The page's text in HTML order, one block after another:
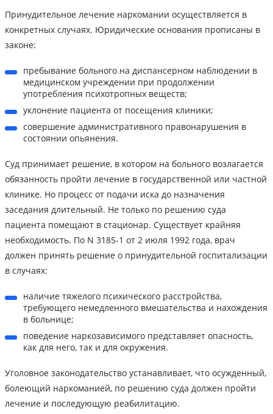
Принудительное лечение наркомании осуществляется в
конкретных случаях. Юридические основания прописаны в
законе:
пребывание больного на диспансерном наблюдении в
медицинском учреждении при продолжении
употребления психотропных веществ;
уклонение пациента от посещения клиники;
совершение административного правонарушения в
состоянии опьянения.
Суд принимает решение, в котором на больного возлагается
обязанность пройти лечение в государственной или частной
клинике. Но процесс от подачи иска до назначения
заседания длительный. Не только по решению суда
пациента помещают в стационар. Существует крайняя
необходимость. По N 3185-1 от 2 июля 1992 года, врач
должен принять решение о принудительной госпитализации
в случаях:
наличие тяжелого психического расстройства,
требующего немедленного вмешательства и нахождения
в больнице;
поведение наркозависимого представляет опасность,
как для него, так и для окружения.
Уголовное законодательство устанавливает, что осужденный,
болеющий наркоманией, по решению суда должен пройти
лечение и последующую реабилитацию.